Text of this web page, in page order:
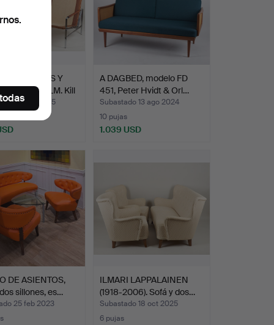
FABRICIUS Y
KASTHOLM. Kill
23 nov 2025
A DAGBED, modelo FD
451, Peter Hvidt & Orl…
Subastado 13 ago 2024
10 pujas
1.039 USD
DE ASIENTOS,
sillones, es…
25 feb 2023
ILMARI LAPPALAINEN
(1918-2006). Sofá y dos…
Subastado 18 oct 2025
6 pujas